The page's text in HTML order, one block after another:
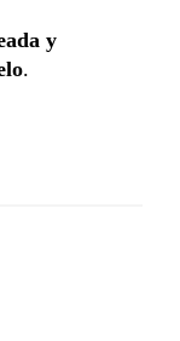
y
.